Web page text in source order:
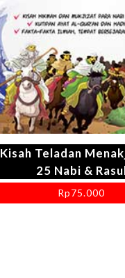
Kisah Teladan
25 Nabi &
Rp75.000